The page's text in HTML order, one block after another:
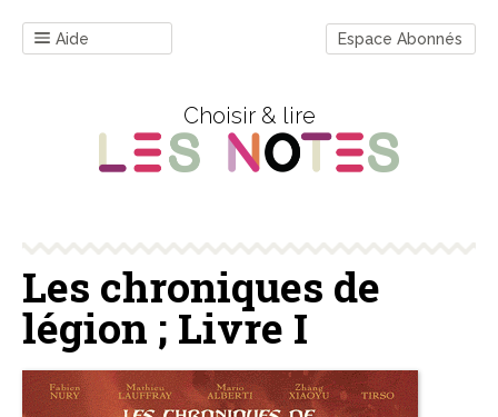
Aide Espace Abonnés
Choisir & lire
Les chroniques de
légion ; Livre I